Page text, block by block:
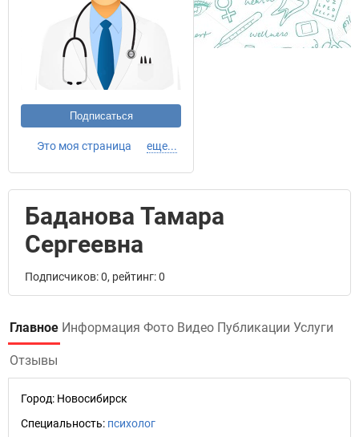
Подписаться
Это моя страница еще...
Баданова Тамара
Сергеевна
Подписчиков: 0, рейтинг: 0
Главное Информация Фото Видео Публикации Услуги
Отзывы
Город: Новосибирск
Специальность: психолог